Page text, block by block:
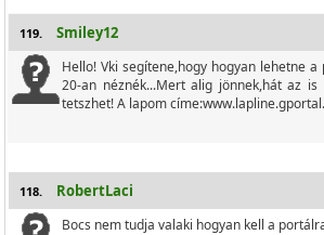
119. Smiley12
Hello! Vki segítene,hogy hogyan lehetne
20-an néznék...Mert alig jönnek,hát az
tetszhet! A lapom
118. RobertLaci
Bocs nem tudja valaki hogyan kell a